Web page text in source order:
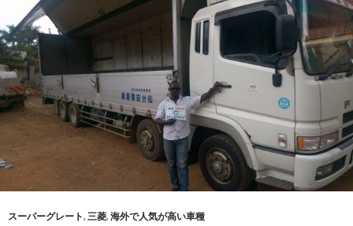
取
り
な
ら
フ
スーパーグレート, 三菱, 海外で人気が高い車種